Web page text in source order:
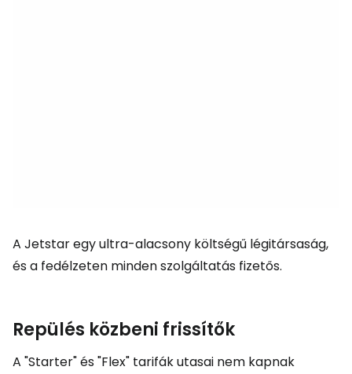
A Jetstar egy ultra-alacsony költségű légitársaság,
és a fedélzeten minden szolgáltatás fizetős.
Repülés közbeni frissítők
A "Starter" és "Flex" tarifák utasai nem kapnak